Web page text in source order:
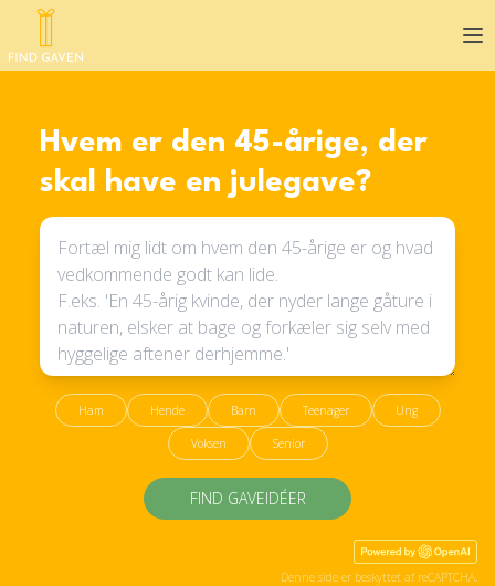
Hvem er den 45-årige, der
skal have en julegave?
Ham Hende Barn Teenager Ung
Voksen Senior
FIND GAVEIDÉER
Denne side er beskyttet af reCAPTCHA.